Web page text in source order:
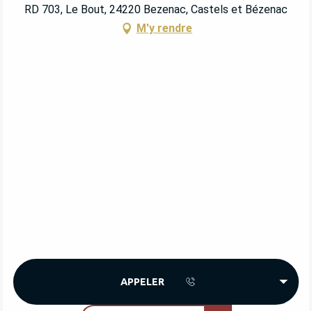
RD 703, Le Bout, 24220 Bezenac, Castels et Bézenac
M'y rendre
APPELER